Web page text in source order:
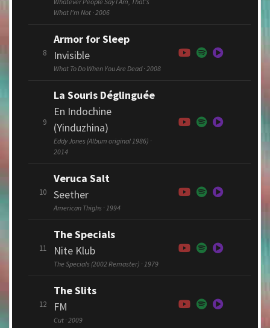
What I'm Not · 2006
8
Armor for Sleep
Invisible
What To Do When You Are Dead · 2008
9
La Souris Déglinguée
En Indochine
(Yinduzhina)
Eddy Jones (Album original 1986) ·
2014
10
Veruca Salt
Seether
American Thighs · 1994
11
The Specials
Nite Klub
The Specials (2002 Remaster) · 1979
12
The Slits
FM
Cut · 2009